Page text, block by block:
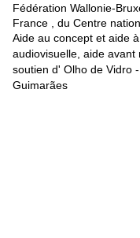
Fédération Wallonie-
France , du Centre
Aide au concept et aide
audiovisuelle aide avant
soutien d' Olho de Vidro -
Guimarães